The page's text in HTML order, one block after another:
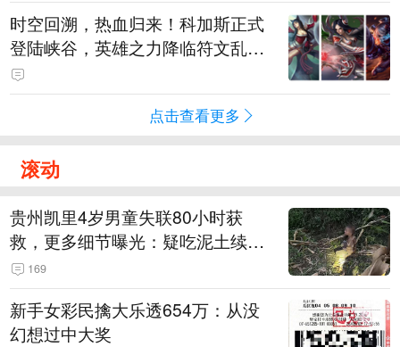
时空回溯，热血归来！科加斯正式
登陆峡谷，英雄之力降临符文乱
斗！
点击查看更多
滚动
贵州凯里4岁男童失联80小时获
救，更多细节曝光：疑吃泥土续
命，搜救至20米附近错过多找3天
169
新手女彩民擒大乐透654万：从没
幻想过中大奖